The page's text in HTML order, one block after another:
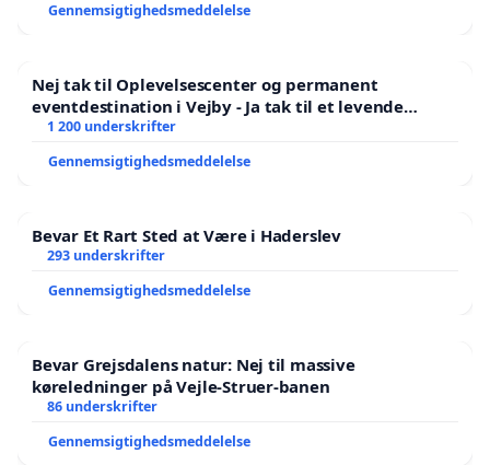
Gennemsigtighedsmeddelelse
Nej tak til Oplevelsescenter og permanent
eventdestination i Vejby - Ja tak til et levende
lokalområde i balance
1 200 underskrifter
Gennemsigtighedsmeddelelse
Bevar Et Rart Sted at Være i Haderslev
293 underskrifter
Gennemsigtighedsmeddelelse
Bevar Grejsdalens natur: Nej til massive
køreledninger på Vejle-Struer-banen
86 underskrifter
Gennemsigtighedsmeddelelse